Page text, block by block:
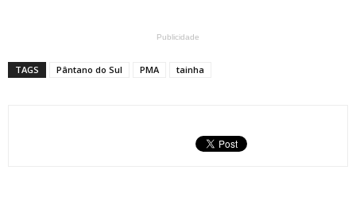
Publicidade
TAGS Pântano do Sul PMA tainha